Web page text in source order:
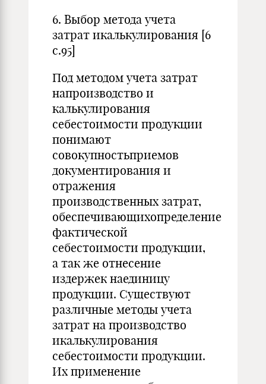
6. Выбор метода учета
затрат икалькулирования [6
с.95]
Под методом учета затрат
напроизводство и
калькулирования
себестоимости продукции
понимают
совокупностьприемов
документирования и
отражения
производственных затрат,
обеспечивающихопределение
фактической
себестоимости продукции,
а так же отнесение
издержек наединицу
продукции. Существуют
различные методы учета
затрат на производство
икалькулирования
себестоимости продукции.
Их применение